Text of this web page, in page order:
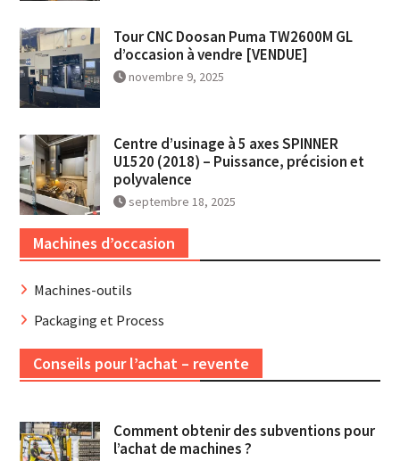
Tour CNC Doosan Puma TW2600M GL
d’occasion à vendre [VENDUE]
novembre 9, 2025
Centre d’usinage à 5 axes SPINNER
U1520 (2018) – Puissance, précision et
polyvalence
septembre 18, 2025
Machines d’occasion
Machines-outils
Packaging et Process
Conseils pour l’achat – revente
Comment obtenir des subventions pour
l’achat de machines ?